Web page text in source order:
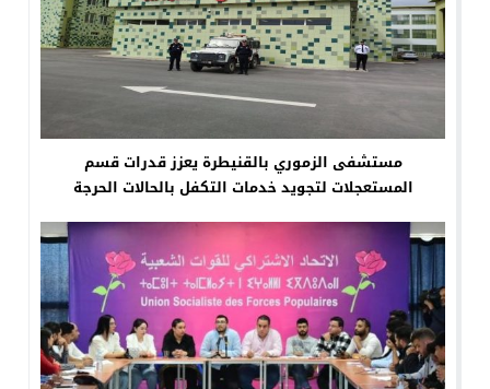
مستشفى الزموري بالقنيطرة يعزز قدرات قسم
المستعجلات لتجويد خدمات التكفل بالحالات الحرجة